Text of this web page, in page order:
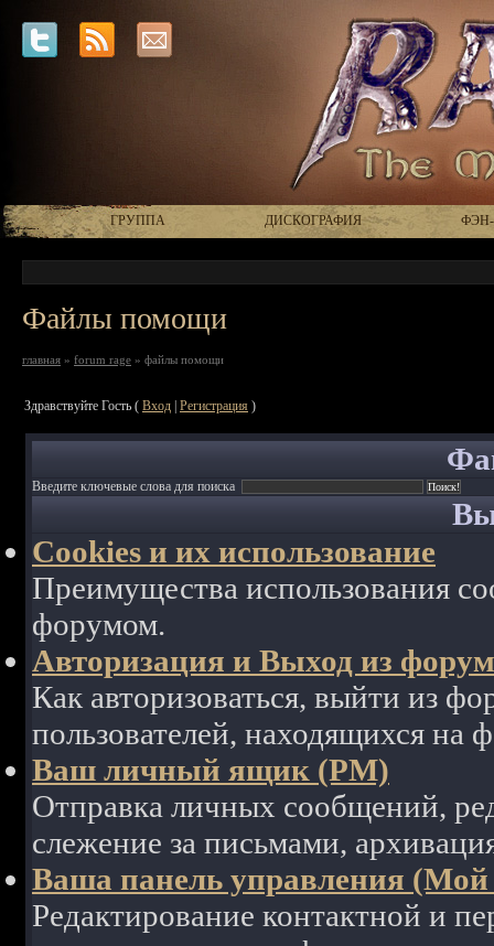
ГРУППА ДИСКОГРАФИЯ
Файлы помощи
главная » forum rage » файлы помощи
Здравствуйте Гость ( Вход Регистрация )
Введите ключевые слова для поиска
Cookies и их использование
Преимущества использования
форумом.
Авторизация и Выход из
Как авторизоваться, выйти из
пользователей, находящихся на
Ваш личный ящик (PM)
Отправка личных сообщений,
слежение за письмами,
Ваша панель управления
Редактирование контактной и